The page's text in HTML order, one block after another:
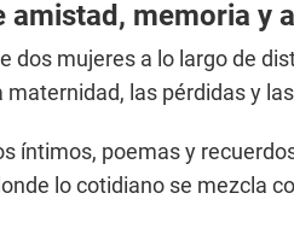
amistad, memoria y
dos mujeres a lo largo de
maternidad, las pérdidas y
íntimos, poemas y
lo cotidiano se mezcla